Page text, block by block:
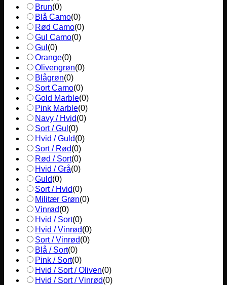
Brun(0)
Blå Camo(0)
Rød Camo(0)
Gul Camo(0)
Gul (0)
Orange(0)
Olivengrøn(0)
Blågrøn(0)
Sort Camo(0)
Gold Marble(0)
Pink Marble(0)
Navy / Hvid(0)
Sort / Gul (0)
Hvid / Guld(0)
Sort / Rød(0)
Rød / Sort(0)
Hvid / Grå(0)
Guld(0)
Sort / Hvid(0)
Militær Grøn(0)
Vinrød(0)
Hvid / Sort(0)
Hvid / Vinrød(0)
Sort / Vinrød(0)
Blå / Sort(0)
Pink / Sort(0)
Hvid / Sort / Oliven(0)
Hvid / Sort / Vinrød(0)